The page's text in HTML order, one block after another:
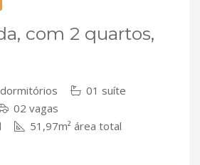
com 2 quartos,
01 suíte
02 vagas
51,97m² área total